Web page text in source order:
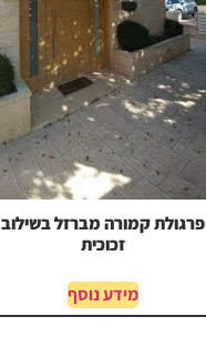
פרגולת קמורה מברזל בשילוב
זכוכית
מידע נוסף